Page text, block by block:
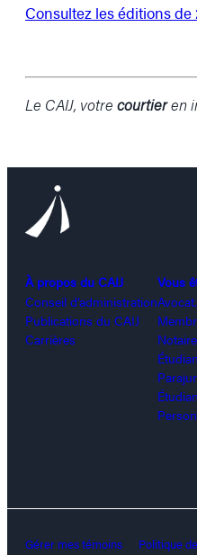
Consultez les éditions de
Le CAIJ, votre courtieren
À propos du CAIJ
Conseil d’administration
Publications du CAIJ
Carrières
Vous
Notaire
Gérer mes témoins Politique